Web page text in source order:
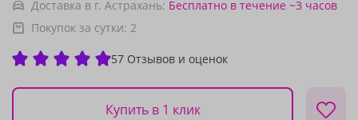
Доставка в г. Астрахань: Бесплатно в течение ~3 часов
Покупок за сутки: 2
57 Отзывов и оценок
Купить в 1 клик